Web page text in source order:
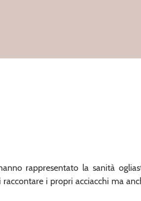
rappresentato la sanità
i propri acciacchi ma